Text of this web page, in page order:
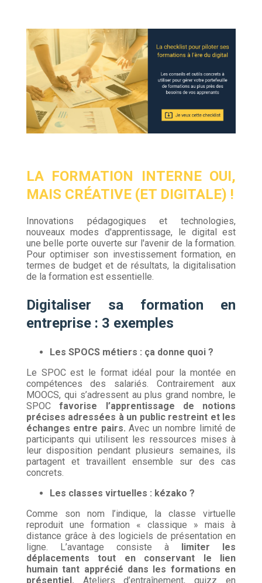
LA FORMATION INTERNE OUI,
MAIS CRÉATIVE (ET DIGITALE) !
Innovations pédagogiques et technologies,
nouveaux modes d'apprentissage, le digital est
une belle porte ouverte sur l'avenir de la formation.
Pour optimiser son investissement formation, en
termes de budget et de résultats, la digitalisation
de la formation est essentielle.
Digitaliser sa formation en
entreprise : 3 exemples
Les SPOCS métiers : ça donne quoi ?
Le SPOC est le format idéal pour la montée en
compétences des salariés. Contrairement aux
MOOCS, qui s’adressent au plus grand nombre, le
SPOCfavorise l’apprentissage de notions
précises adressées à un public restreint et les
échanges entre pairs. Avec un nombre limité de
participants qui utilisent les ressources mises à
leur disposition pendant plusieurs semaines, ils
partagent et travaillent ensemble sur des cas
concrets.
Les classes virtuelles : kézako ?
Comme son nom l’indique, la classe virtuelle
reproduit une formation « classique » mais à
distance grâce à des logiciels de présentation en
ligne. L’avantage consiste à
limiter les
déplacements tout en conservant le lien
humain tant apprécié dans les formations en
présentiel. Ateliers d’entraînement, quizz en